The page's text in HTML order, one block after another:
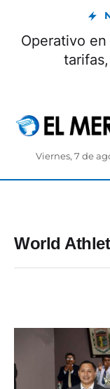
Operativo
Viernes, 7 de
World